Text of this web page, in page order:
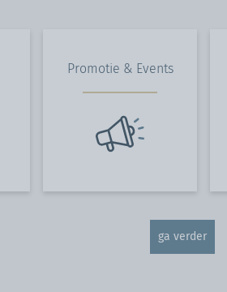
Promotie & Events
ga verder